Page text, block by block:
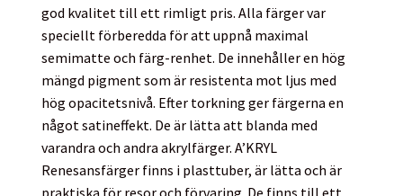
god kvalitet till ett rimligt pris. Alla färger var
speciellt förberedda för att uppnå maximal
semimatte och färg-renhet. De innehåller en hög
mängd pigment som är resistenta mot ljus med
hög opacitetsnivå. Efter torkning ger färgerna en
något satineffekt. De är lätta att blanda med
varandra och andra akrylfärger. A’KRYL
Renesansfärger finns i plasttuber, är lätta och är
praktiska för resor och förvaring. De finns till ett